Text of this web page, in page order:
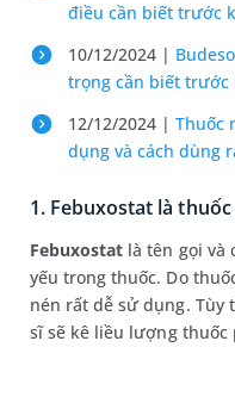
điều cần biết trước
10/12/2024 |
trọng cần biết trước
12/12/2024 | Thuốc
dụng và cách dùng
1. Febuxostat là
Febuxostat là tên gọi và
yếu trong thuốc. Do
nén rất dễ sử dụng. Tùy
sĩ sẽ kê liều lượng thuốc